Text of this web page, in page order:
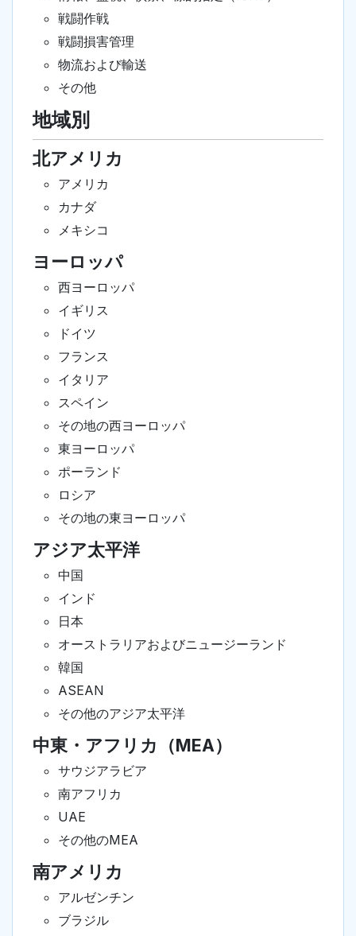
戦闘作戦
戦闘損害管理
物流および輸送
その他
地域別
北アメリカ
アメリカ
カナダ
メキシコ
ヨーロッパ
西ヨーロッパ
イギリス
ドイツ
フランス
イタリア
スペイン
その地の西ヨーロッパ
東ヨーロッパ
ポーランド
ロシア
その地の東ヨーロッパ
アジア太平洋
中国
インド
日本
オーストラリアおよびニュージーランド
韓国
ASEAN
その他のアジア太平洋
中東・アフリカ（MEA）
サウジアラビア
南アフリカ
UAE
その他のMEA
南アメリカ
アルゼンチン
ブラジル